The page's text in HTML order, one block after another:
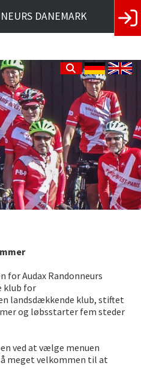
DANEMARK
for Audax Randonneurs
klub for
landsdækkende klub, stiftet
og løbsstarter fem steder
ved at vælge menuen
meget velkommen til at